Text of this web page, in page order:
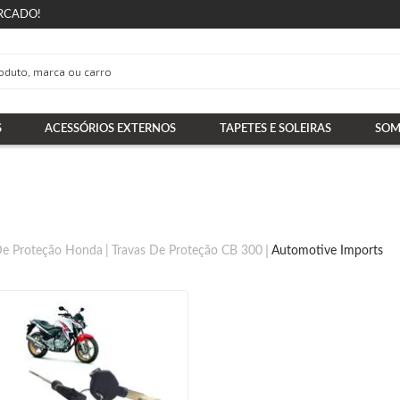
ACESSÓRIOS EXTERNOS TAPETES E SOLEIRAS
Proteção Honda Travas De Proteção CB 300 Automotive Imports